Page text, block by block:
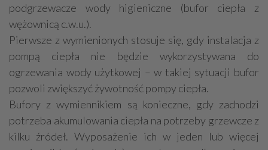
podgrzewacze wody higieniczne (bufor ciepła z
wężownicą c.w.u.).
Pierwsze z wymienionych stosuje się, gdy instalacja z
pompą ciepła nie będzie wykorzystywana do
ogrzewania wody użytkowej – w takiej sytuacji bufor
pozwoli zwiększyć żywotność pompy ciepła.
Bufory z wymiennikiem są konieczne, gdy zachodzi
potrzeba akumulowania ciepła na potrzeby grzewcze z
kilku źródeł. Wyposażenie ich w jeden lub więcej